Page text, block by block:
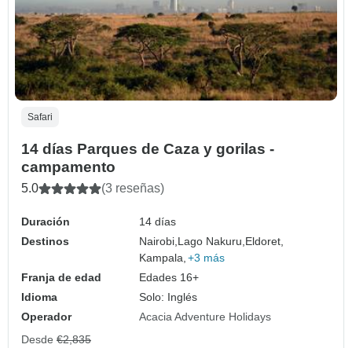
Safari
14 días Parques de Caza y gorilas -
campamento
5.0 (3 reseñas)
Duración
14 días
Destinos
Nairobi, Lago Nakuru, Eldoret,
Kampala, +3 más
Franja de edad
Edades 16+
Idioma
Solo: Inglés
Operador
Acacia Adventure Holidays
Desde €2,835